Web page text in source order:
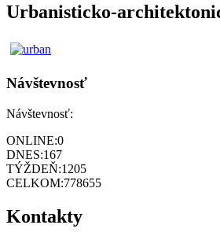
Urbanisticko-
Návštevnosť
Návštevnosť:
ONLINE:0
DNES:167
TÝŽDEŇ:1205
CELKOM:778655
Kontakty